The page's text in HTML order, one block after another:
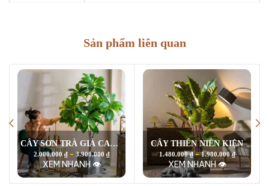
Sản phẩm liên quan
CÂY SƠN TRÀ GIẢ CAO CẤP
2.000.000 ₫– 3.900.000 ₫
XEM NHANH 👁
CÂY THIÊN NIÊN KIỆN
1.480.000₫–1.980.000₫
XEM NHANH 👁